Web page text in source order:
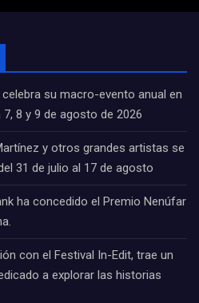
su macro-evento anual en
8 y 9 de agosto de 2026
y otros grandes artistas se
31 de julio al 17 de agosto
ha concedido el Premio Nenúfar
con el Festival In-Edit, trae un
a explorar las historias